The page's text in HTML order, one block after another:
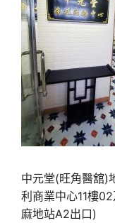
中元堂(旺角醫舘)
利商業中心11樓
麻地站A2出口)